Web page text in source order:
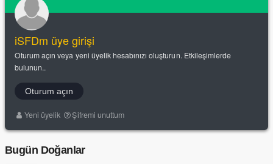
iSFDm üye girişi
Oturum açın veya yeni üyelik hesabınızı oluşturun. Etkileşimlerde
bulunun..
Oturum açın
Yeni üyelik Şifremi unuttum
Bugün Doğanlar